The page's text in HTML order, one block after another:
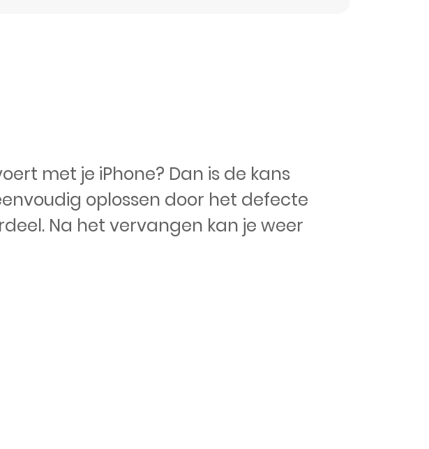
met je iPhone? Dan is de kans
oplossen door het defecte
Na het vervangen kan je weer